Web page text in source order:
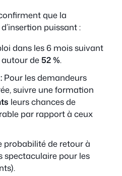
que la
puissant :
dans les 6 mois suivant
autour de52 %.
Pour les demandeurs
suivre une formation
leurs chances de
par rapport à ceux
probabilité de retour à
spectaculaire pour les